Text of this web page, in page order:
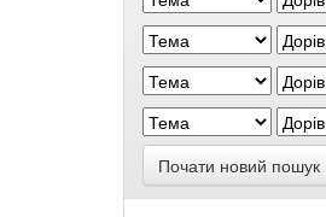
Почати новий пошук